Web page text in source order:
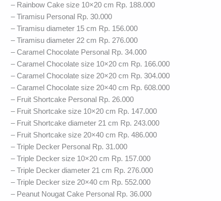
– Rainbow Cake size 10×20 cm Rp. 188.000
– Tiramisu Personal Rp. 30.000
– Tiramisu diameter 15 cm Rp. 156.000
– Tiramisu diameter 22 cm Rp. 276.000
– Caramel Chocolate Personal Rp. 34.000
– Caramel Chocolate size 10×20 cm Rp. 166.000
– Caramel Chocolate size 20×20 cm Rp. 304.000
– Caramel Chocolate size 20×40 cm Rp. 608.000
– Fruit Shortcake Personal Rp. 26.000
– Fruit Shortcake size 10×20 cm Rp. 147.000
– Fruit Shortcake diameter 21 cm Rp. 243.000
– Fruit Shortcake size 20×40 cm Rp. 486.000
– Triple Decker Personal Rp. 31.000
– Triple Decker size 10×20 cm Rp. 157.000
– Triple Decker diameter 21 cm Rp. 276.000
– Triple Decker size 20×40 cm Rp. 552.000
– Peanut Nougat Cake Personal Rp. 36.000